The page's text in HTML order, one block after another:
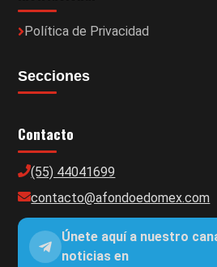
Política de Privacidad
Secciones
Contacto
(55) 44041699
contacto@afondoedomex.com
Únete aquí a nuestro
noticias en